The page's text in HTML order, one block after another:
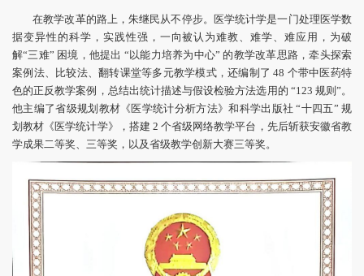
在教学改革的路上，朱继民从不停步。医学统计学是一门处理医学数
据变异性的科学，实践性强，一向被认为难教、难学、难应用，为破
解“三难” 困境，他提出 “以能力培养为中心” 的教学改革思路，牵头探索
案例法、比较法、翻转课堂等多元教学模式，还编制了 48 个带中医药特
色的正反教学案例，总结出统计描述与假设检验方法选用的 “123 规则”。
他主编了省级规划教材《医学统计分析方法》和科学出版社 “十四五” 规
划教材《医学统计学》，搭建 2 个省级网络教学平台，先后斩获安徽省教
学成果二等奖、三等奖，以及省级教学创新大赛三等奖。